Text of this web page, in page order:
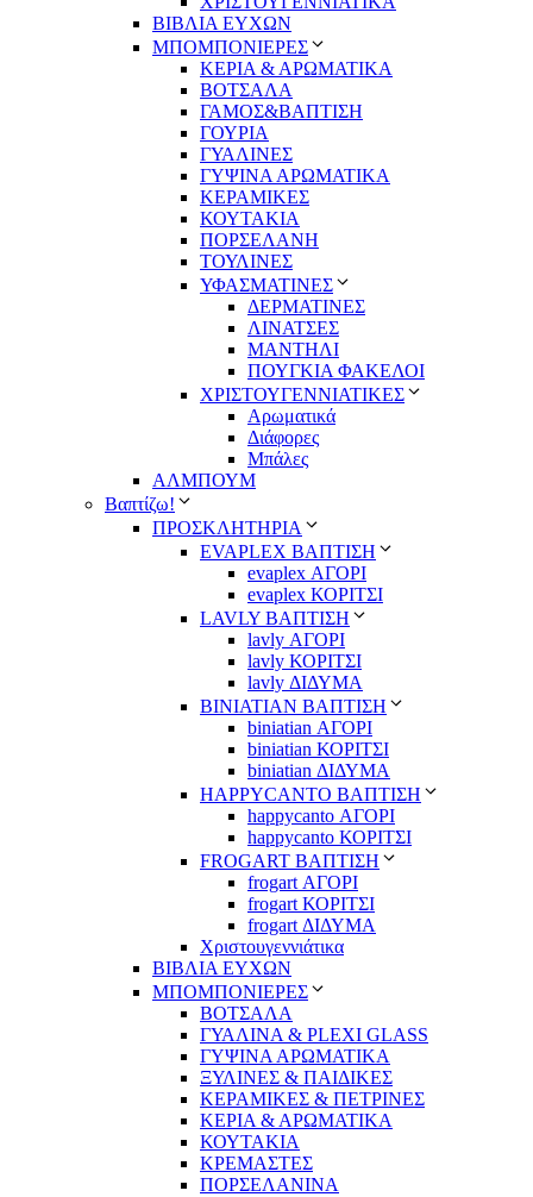
ΒΙΒΛΙΑ ΕΥΧΩΝ
ΜΠΟΜΠΟΝΙΕΡΕΣ
ΚΕΡΙΑ & ΑΡΩΜΑΤΙΚΑ
ΒΟΤΣΑΛΑ
ΓΑΜΟΣ&ΒΑΠΤΙΣΗ
ΓΟΥΡΙΑ
ΓΥΑΛΙΝΕΣ
ΓΥΨΙΝΑ ΑΡΩΜΑΤΙΚΑ
ΚΕΡΑΜΙΚΕΣ
ΚΟΥΤΑΚΙΑ
ΠΟΡΣΕΛΑΝΗ
ΤΟΥΛΙΝΕΣ
ΥΦΑΣΜΑΤΙΝΕΣ
ΔΕΡΜΑΤΙΝΕΣ
ΛΙΝΑΤΣΕΣ
ΜΑΝΤΗΛΙ
ΠΟΥΓΚΙΑ ΦΑΚΕΛΟΙ
ΧΡΙΣΤΟΥΓΕΝΝΙΑΤΙΚΕΣ
Αρωματικά
Διάφορες
Μπάλες
ΑΛΜΠΟΥΜ
Βαπτίζω!
ΠΡΟΣΚΛΗΤΗΡΙΑ
EVAPLEX ΒΑΠΤΙΣΗ
evaplex ΑΓΟΡΙ
evaplex ΚΟΡΙΤΣΙ
LAVLY ΒΑΠΤΙΣΗ
lavly ΑΓΟΡΙ
lavly ΚΟΡΙΤΣΙ
lavly ΔΙΔΥΜΑ
ΒΙΝΙΑΤΙΑΝ ΒΑΠΤΙΣΗ
biniatian ΑΓΟΡΙ
biniatian ΚΟΡΙΤΣΙ
biniatian ΔΙΔΥΜΑ
HAPPYCANTO ΒΑΠΤΙΣΗ
happycanto ΑΓΟΡΙ
happycanto ΚΟΡΙΤΣΙ
FROGART ΒΑΠΤΙΣΗ
frogart ΑΓΟΡΙ
frogart ΚΟΡΙΤΣΙ
frogart ΔΙΔΥΜΑ
Χριστουγεννιάτικα
ΒΙΒΛΙΑ ΕΥΧΩΝ
ΜΠΟΜΠΟΝΙΕΡΕΣ
ΒΟΤΣΑΛΑ
ΓΥΑΛΙΝΑ & PLEXI GLASS
ΓΥΨΙΝΑ ΑΡΩΜΑΤΙΚΑ
ΞΥΛΙΝΕΣ & ΠΑΙΔΙΚΕΣ
ΚΕΡΑΜΙΚΕΣ & ΠΕΤΡΙΝΕΣ
ΚΕΡΙΑ & ΑΡΩΜΑΤΙΚΑ
ΚΟΥΤΑΚΙΑ
ΚΡΕΜΑΣΤΕΣ
ΠΟΡΣΕΛΑΝΙΝΑ